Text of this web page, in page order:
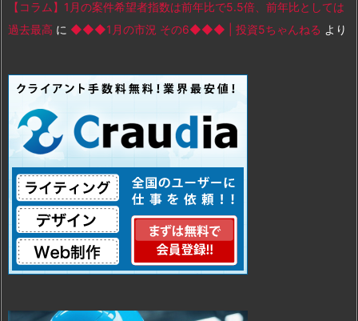
【コラム】1月の案件希望者指数は前年比で5.5倍、前年比としては
過去最高 に ◆◆◆1月の市況 その6◆◆◆ | 投資5ちゃんねる より